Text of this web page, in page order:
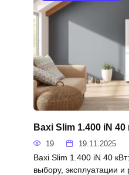
Baxi Slim 1.400 iN 40
19 19.11.2025
Baxi Slim 1.400 iN 40
выбору, эксплуатации и